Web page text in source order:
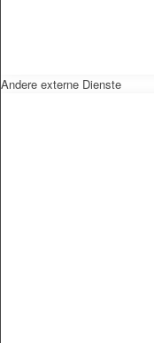
Andere externe Dienste